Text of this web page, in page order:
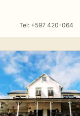
Tel: +597 420-064